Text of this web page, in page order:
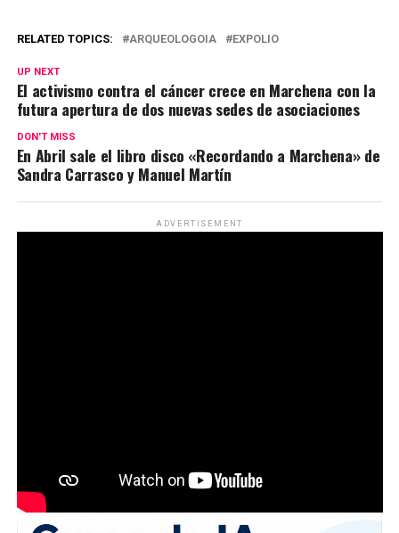
RELATED TOPICS: ARQUEOLOGOIA EXPOLIO
UP NEXT
El activismo contra el cáncer crece en Marchena con la
futura apertura de dos nuevas sedes de asociaciones
DON'T MISS
En Abril sale el libro disco «Recordando a Marchena» de
Sandra Carrasco y Manuel Martín
ADVERTISEMENT